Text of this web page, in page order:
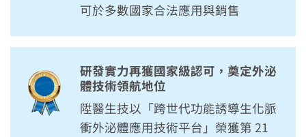
可於多數國家合法應用與銷售
研發實力再獲國家級認可，奠定外泌
體技術領航地位
陞醫生技以「跨世代功能誘導生化脈
衝外泌體應用技術平台」榮獲第 21